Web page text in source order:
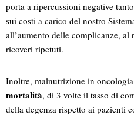
porta a ripercussioni negative
sui costi a carico del nostro
all’aumento delle complicanze,
ricoveri ripetuti.
Inoltre, malnutrizione in
mortalità, di 3 volte il tasso di
della degenza rispetto ai pazienti